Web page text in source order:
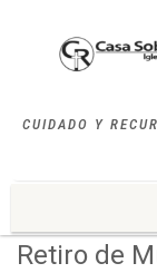
CUIDADO Y
Retiro de